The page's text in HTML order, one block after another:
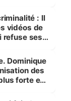
: Il
vidéos de
refuse ses
Dominique
des
forte et